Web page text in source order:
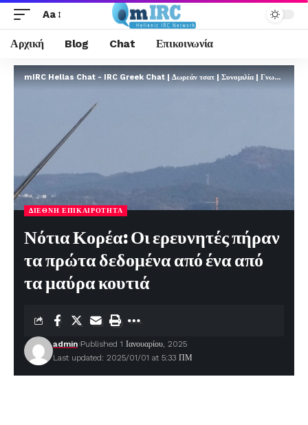
Aa
Αρχική Blog Chat Επικοινωνία
mIRC Hellas Chat - IRC Greek Chat | Δωρεάν τσατ | Συνομιλία | Γνωριμίες | FREE
ΔΙΕΘΝΉ ΕΠΙΚΑΙΡΌΤΗΤΑ
Νότια Κορέα: Οι ερευνητές πήραν
τα πρώτα δεδομένα από ένα από
τα μαύρα κουτιά
Last updated: 2025/01/01 at 5:33 ΠΜ
admin Published 1 Ιανουαρίου, 2025